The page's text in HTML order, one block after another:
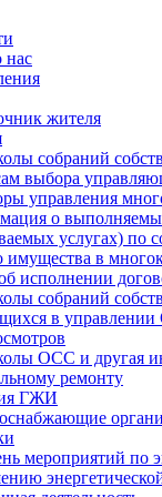
жителя
собраний
выбора
управления
о
услугах) по
имущества в
исполнении
собраний
в
ОСС и другая
ремонту
ГЖИ
мероприятий по